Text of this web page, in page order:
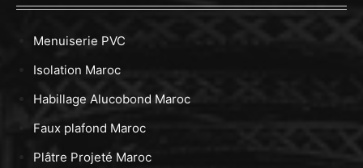
Menuiserie PVC
Isolation Maroc
Habillage Alucobond Maroc
Faux plafond Maroc
Plâtre Projeté Maroc